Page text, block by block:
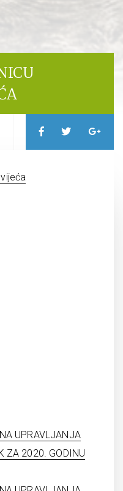
UPRAVLJANJA
ZA 2020. GODINU